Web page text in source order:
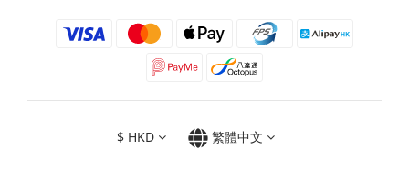
$ HKD 繁體中文